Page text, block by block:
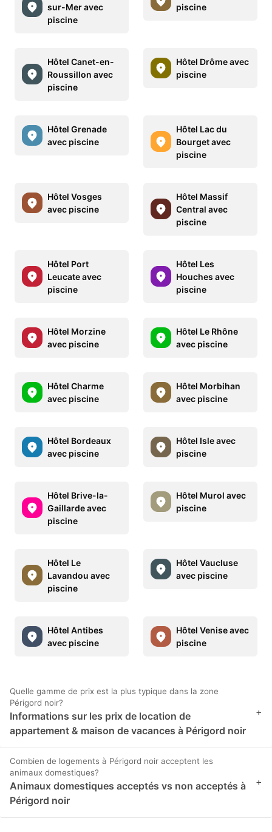
sur-Mer avec
piscine
piscine
Hôtel Canet-en-
Roussillon avec
piscine
Hôtel Drôme avec
piscine
Hôtel Grenade
avec piscine
Hôtel Lac du
Bourget avec
piscine
Hôtel Vosges
avec piscine
Hôtel Massif
Central avec
piscine
Hôtel Port
Leucate avec
piscine
Hôtel Les
Houches avec
piscine
Hôtel Morzine
avec piscine
Hôtel Le Rhône
avec piscine
Hôtel Charme
avec piscine
Hôtel Morbihan
avec piscine
Hôtel Bordeaux
avec piscine
Hôtel Isle avec
piscine
Hôtel Brive-la-
Gaillarde avec
piscine
Hôtel Murol avec
piscine
Hôtel Le
Lavandou avec
piscine
Hôtel Vaucluse
avec piscine
Hôtel Antibes
avec piscine
Hôtel Venise avec
piscine
Quelle gamme de prix est la plus typique dans la zone
Périgord noir?
Informations sur les prix de location de
appartement & maison de vacances à Périgord noir
+
Combien de logements à Périgord noir acceptent les
animaux domestiques?
Animaux domestiques acceptés vs non acceptés à
Périgord noir
+